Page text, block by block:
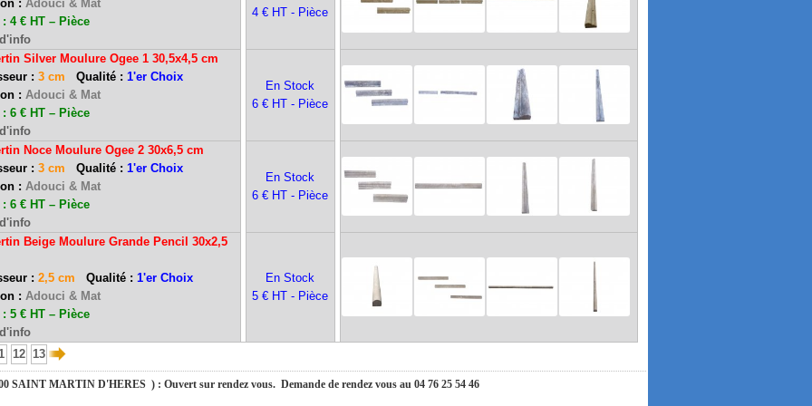
: Adouci & Mat
: 4 € HT – Pièce
4 € HT - Pièce
Silver Moulure Ogee 1 30,5x4,5 cm
: 3 cm Qualité : 1'er Choix
: Adouci & Mat
: 6 € HT – Pièce
En Stock
6 € HT - Pièce
Noce Moulure Ogee 2 30x6,5 cm
: 3 cm Qualité : 1'er Choix
: Adouci & Mat
: 6 € HT – Pièce
En Stock
6 € HT - Pièce
Beige Moulure Grande Pencil 30x2,5
: 2,5 cm Qualité : 1'er Choix
: Adouci & Mat
: 5 € HT – Pièce
En Stock
5 € HT - Pièce
12 13
): Ouvert du mardi au samedi inclus de 9h-12h et de 13h30-17h30.
du mardi au samedi inclus de 9h-12h et de 13h30-17h30.
le plaisir de vous retrouver dès le 01 septembre 2026 à 9h. Merci de votre compréhension et nous vous souhaitons un très bel été !
SAINT MARTIN D'HERES ) : Ouvert sur rendez vous. Demande de rendez vous au 04 76 25 54 46